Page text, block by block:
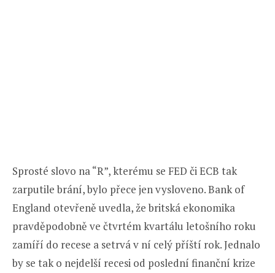
Sprosté slovo na “R”, kterému se FED či ECB tak
zarputile brání, bylo přece jen vysloveno. Bank of
England otevřeně uvedla, že britská ekonomika
pravděpodobně ve čtvrtém kvartálu letošního roku
zamíří do recese a setrvá v ní celý příští rok. Jednalo
by se tak o nejdelší recesi od poslední finanční krize